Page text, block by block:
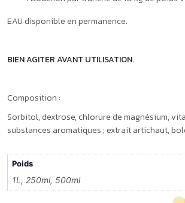
EAU disponible en permanence.
BIEN AGITER AVANT UTILISATION.
Composition :
Sorbitol, dextrose, chlorure de magnésium,
substances aromatiques ; extrait artichaut,
Poids
1L, 250ml, 500ml